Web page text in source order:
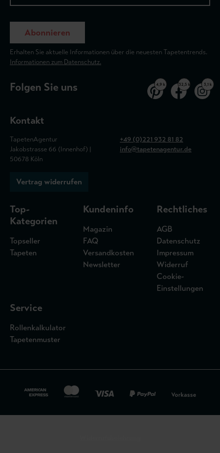
Abonnieren
Erhalten Sie aktuelle Informationen über die neuesten Tapetentrends.
Informationen zum Datenschutz.
Folgen Sie uns 4,9 k 32,5 k 3,1 k
Kontakt
TapetenAgentur
Jakobstrasse 66 (Innenhof) |
50678 Köln
+49 (0)221 932 81 82
info@tapetenagentur.de
Vertrag widerrufen
Top-
Kategorien
Topseller
Tapeten
Kundeninfo
Magazin
FAQ
Versandkosten
Newsletter
Rechtliches
AGB
Datenschutz
Impressum
Widerruf
Cookie-
Einstellungen
Service
Rollenkalkulator
Tapetenmuster